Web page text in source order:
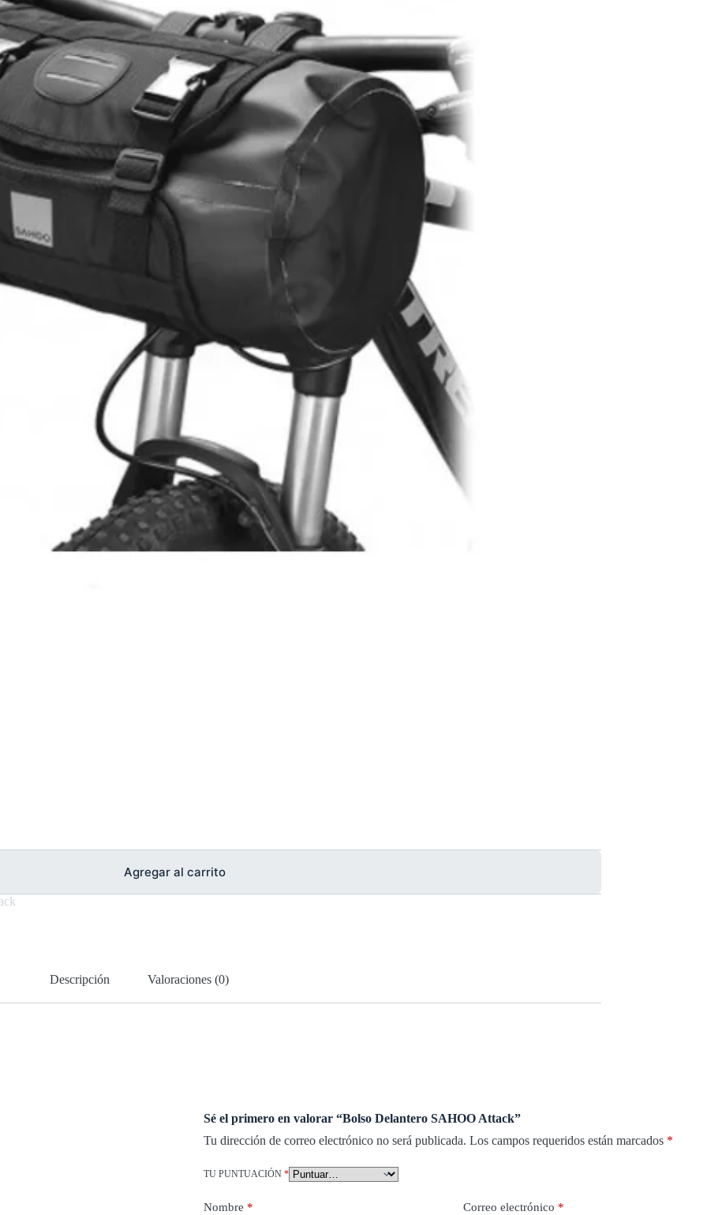
Agregar al carrito
Descripción Valoraciones (0)
Sé el primero en valorar “Bolso Delantero SAHOO Attack”
Tu dirección de correo electrónico no será publicada. Los campos requeridos están marcados *
TU PUNTUACIÓN *
Nombre * Correo electrónico *